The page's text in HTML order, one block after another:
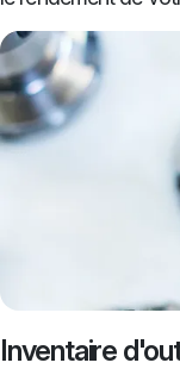
Inventaire